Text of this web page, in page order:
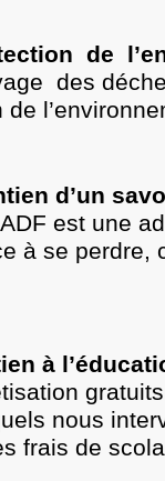
de
des
de
d’un
est une
à se perdre,
à
nous
frais de